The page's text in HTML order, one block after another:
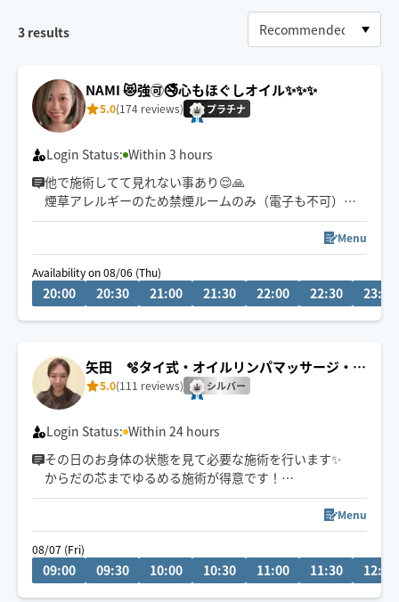
3 results
NAMI 😻強🉑🚭心もほぐしオイル✨️✨️✨️
5.0(174 reviews) プラチナ
Login Status: Within 3 hours
他で施術してて見れない事あり😌🙏
煙草アレルギーのため禁煙ルームのみ（電子も不可）施
術いたします🙇‍♀️
動物アレルギー無！むしろ喜びます😍笑
施術はするもされるも大好きです✨
おかげさまでリピ多数に感謝😆ありがとうございます🙌
豊平区か狸小路辺りからの出発が多めで場所や日により
早着も🉑😊
Menu
Availability on 08/06 (Thu)
20:00 20:30 21:00 21:30 22:00 22:30 23:00
矢田 🫧タイ式・オイルリンパマッサージ・も
みほぐし
5.0(111 reviews) シルバー
Login Status: Within 24 hours
その日のお身体の状態を見て必要な施術を行います✨
からだの芯までゆるめる施術が得意です！
・温かく大きい手でゆったりとほぐしま す
・脚のだるさ、肩の重さへの施術が得意！
・ヘッドマッサージも得意です👐
Menu
08/07 (Fri)
09:00 09:30 10:00 10:30 11:00 11:30 12:00